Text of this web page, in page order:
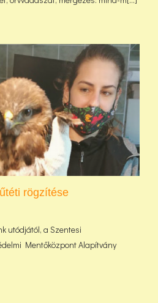
rögzítése
utódjától, a Szentesi
Mentőközpont Alapítvány